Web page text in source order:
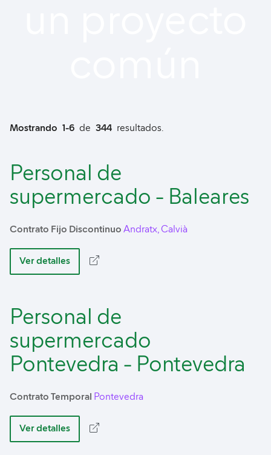
Mostrando 1-6 de 344 resultados.
Personal de
supermercado - Baleares
Contrato Fijo Discontinuo Andratx, Calvià
Ver detalles
Personal de
supermercado
Pontevedra - Pontevedra
Contrato Temporal Pontevedra
Ver detalles